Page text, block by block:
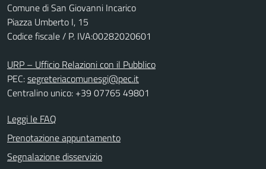
Comune di San Giovanni Incarico
Piazza Umberto I, 15
Codice fiscale / P. IVA:00282020601
URP – Ufficio Relazioni con il Pubblico
PEC:segreteriacomunesgi@pec.it
Centralino unico: +39 07765 49801
Leggi le FAQ
Prenotazione appuntamento
Segnalazione disservizio